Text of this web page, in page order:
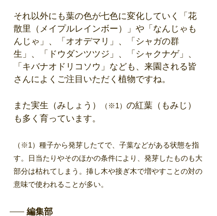
それ以外にも葉の色が七色に変化していく「花
散里（メイプルレインボー）」や「なんじゃも
んじゃ」、「オオデマリ」、「シャガの群
生」、「ドウダンツツジ」、「シャクナゲ」、
「キバナオドリコソウ」なども、来園される皆
さんによくご注目いただく植物ですね。
また実生（みしょう） （※1） の紅葉（もみじ）
も多く育っています。
（※1）種子から発芽したてで、子葉などがある状態を指
す。日当たりやそのほかの条件により、発芽したものも大
部分は枯れてしまう。挿し木や接ぎ木で増やすことの対の
意味で使われることが多い。
編集部